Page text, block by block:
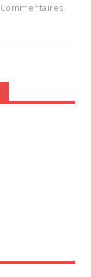
Commentaires